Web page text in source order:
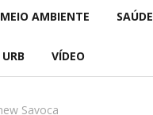
MEIO AMBIENTE SAÚDE
VÍDEO
Savoca